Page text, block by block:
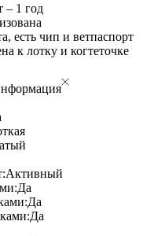
– 1 год
есть чип и ветпаспорт
к лотку и когтеточке
Активный
Да
Да
Да